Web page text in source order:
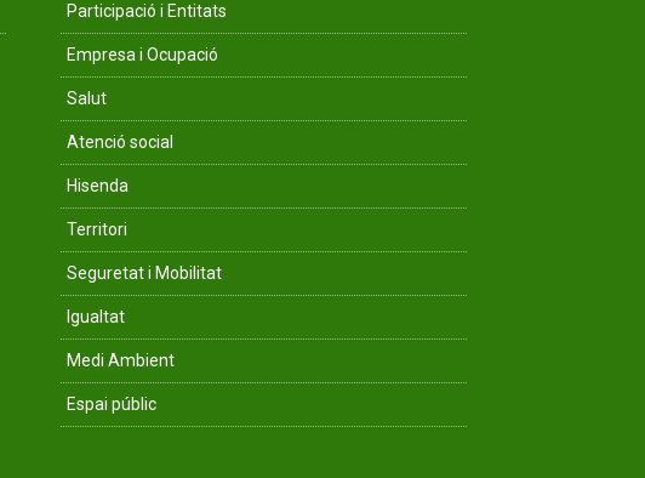
Participació i Entitats
Empresa i Ocupació
Salut
Atenció social
Hisenda
Territori
Seguretat i Mobilitat
Igualtat
Medi Ambient
Espai públic